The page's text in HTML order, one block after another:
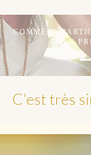
COMMENT
EN
C'est très